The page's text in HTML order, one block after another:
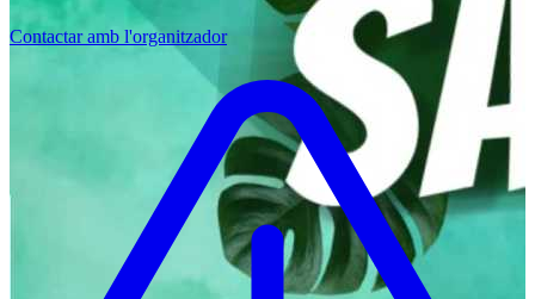
Contactar amb l'organitzador